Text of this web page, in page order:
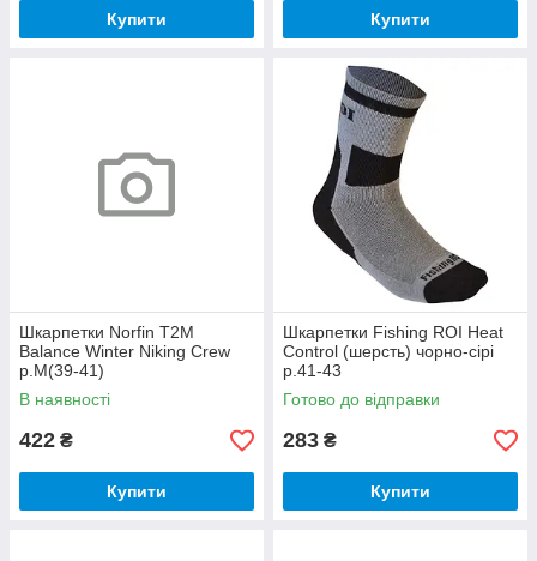
Купити Купити
Шкарпетки Norfin T2M
Balance Winter Niking Crew
р.M(39-41)
В наявності
422 ₴
Купити
Шкарпетки Fishing ROI Heat
Control (шерсть) чорно-сірі
р.41-43
Готово до відправки
283 ₴
Купити